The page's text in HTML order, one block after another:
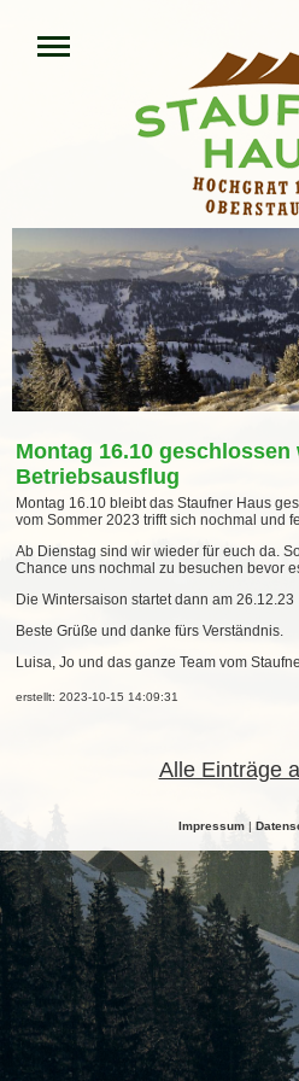
Montag 16.10 geschlossen
Betriebsausflug
Montag 16.10 bleibt das Staufner Haus
vom Sommer 2023 trifft sich nochmal und
Ab Dienstag sind wir wieder für euch da.
Chance uns nochmal zu besuchen bevor
Die Wintersaison startet dann am 26.12.23
Beste Grüße und danke fürs Verständnis.
Luisa, Jo und das ganze Team vom
erstellt: 2023-10-15 14:09:31
Alle Einträge
Impressum |